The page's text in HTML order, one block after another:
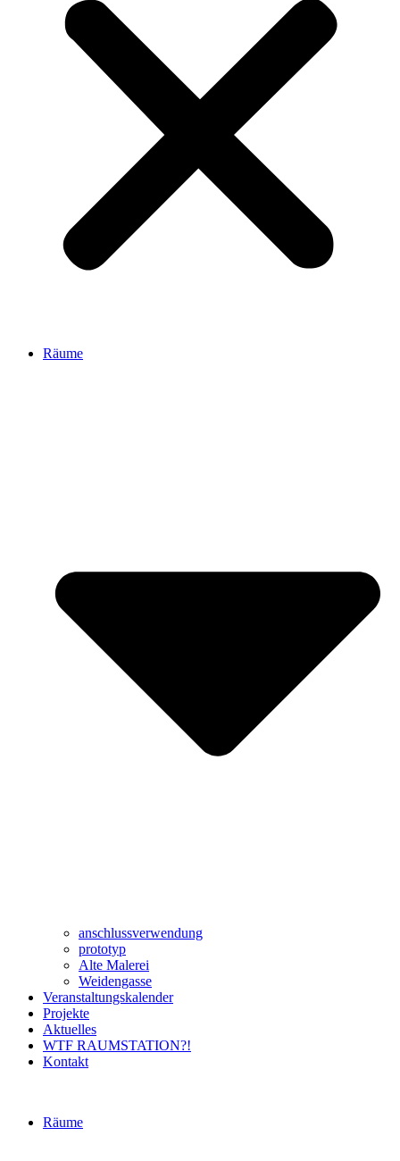
Räume
anschlussverwendung
prototyp
Alte Malerei
Weidengasse
Veranstaltungskalender
Projekte
Aktuelles
WTF RAUMSTATION?!
Kontakt
Räume